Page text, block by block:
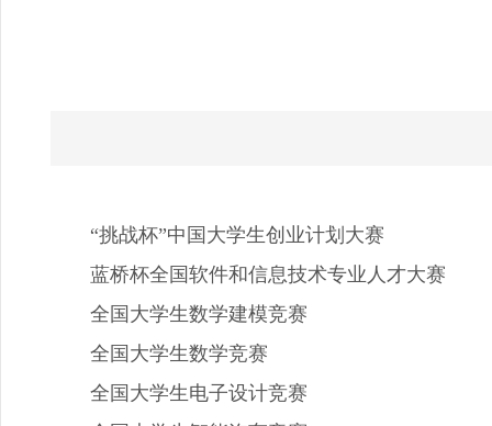
“挑战杯”中国大学生创业计划大赛
蓝桥杯全国软件和信息技术专业人才大赛
全国大学生数学建模竞赛
全国大学生数学竞赛
全国大学生电子设计竞赛